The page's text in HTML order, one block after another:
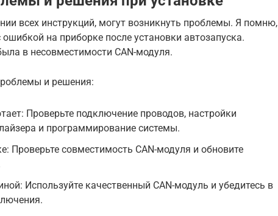
всех инструкций, могут возникнуть проблемы. Я помню,
на приборке после установки автозапуска.
в несовместимости CAN-модуля.
и решения:
Проверьте подключение проводов, настройки
и программирование системы.
Проверьте совместимость CAN-модуля и обновите
Используйте качественный CAN-модуль и убедитесь в